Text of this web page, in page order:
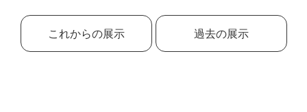
これからの展示 過去の展示